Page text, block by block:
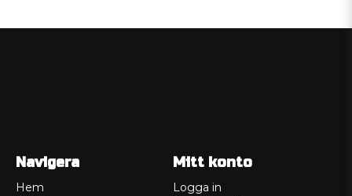
Navigera
Hem
Mitt konto
Logga in